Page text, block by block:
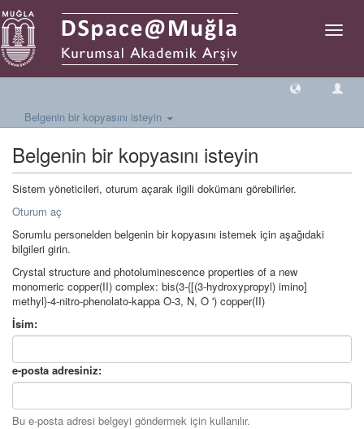
Geçiş
Belgenin bir kopyasını isteyin
Belgenin bir kopyasını isteyin
Sistem yöneticileri, oturum açarak ilgili dokümanı görebilirler.
Oturum aç
Sorumlu personelden belgenin bir kopyasını istemek için aşağıdaki
bilgileri girin.
Crystal structure and photoluminescence properties of a new
monomeric copper(II) complex: bis(3-{[(3-hydroxypropyl) imino]
methyl}-4-nitro-phenolato-kappa O-3, N, O ') copper(II)
İsim:
e-posta adresiniz:
Bu e-posta adresi belgeyi göndermek için kullanılır.